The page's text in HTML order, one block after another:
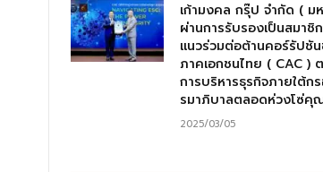
เก้ามงคล กรุ๊ป จำกัด ( ม
ผ่านการรับรองเป็นสมาชิ
แนวร่วมต่อต้านคอร์รัปชั
ภาคเอกชนไทย ( CAC )
การบริหารธุรกิจภายใต้ก
รมาภิบาลตลอดห่วงโซ่คุ
2025/03/05